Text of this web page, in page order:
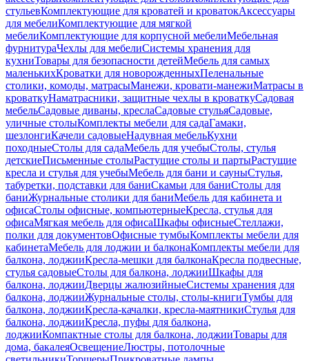
стульевКомплектующие для кроватей и кроватокАксессуары
для мебелиКомплектующие для мягкой
мебелиКомплектующие для корпусной мебелиМебельная
фурнитураЧехлы для мебелиСистемы хранения для
кухниТовары для безопасности детейМебель для самых
маленькихКроватки для новорожденныхПеленальные
столики, комоды, матрасыМанежи, кровати-манежиМатрасы в
кроваткуНаматрасники, защитные чехлы в кроваткуСадовая
мебельСадовые диваны, креслаСадовые стульяСадовые,
уличные столыКомплекты мебели для садаГамаки,
шезлонгиКачели садовыеНадувная мебельКухни
походныеСтолы для садаМебель для учебыСтолы, стулья
детскиеПисьменные столыРастущие столы и партыРастущие
кресла и стулья для учебыМебель для бани и сауныСтулья,
табуретки, подставки для баниСкамьи для баниСтолы для
баниЖурнальные столики для баниМебель для кабинета и
офисаСтолы офисные, компьютерныеКресла, стулья для
офисаМягкая мебель для офисаШкафы офисныеСтеллажи,
полки для документовОфисные тумбыКомплекты мебели для
кабинетаМебель для лоджии и балконаКомплекты мебели для
балкона, лоджииКресла-мешки для балконаКресла подвесные,
стулья садовыеСтолы для балкона, лоджииШкафы для
балкона, лоджииДверцы жалюзийныеСистемы хранения для
балкона, лоджииЖурнальные столы, столы-книгиТумбы для
балкона, лоджииКресла-качалки, кресла-маятникиСтулья для
балкона, лоджииКресла, пуфы для балкона,
лоджииКомпактные столы для балкона, лоджииТовары для
дома, бакалеяОсвещениеЛюстры, потолочные